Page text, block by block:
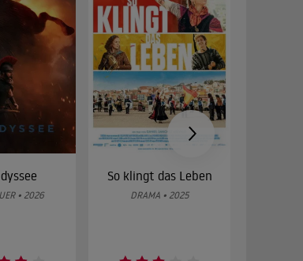
• 2026
So klingt das Leben
DRAMA • 2025